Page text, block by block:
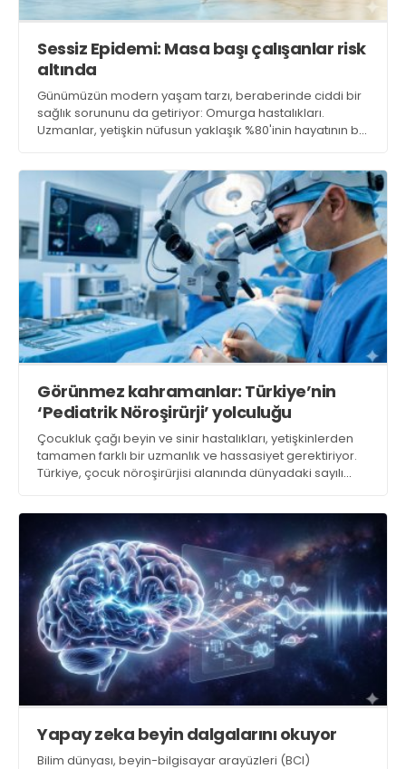
Sessiz Epidemi: Masa başı çalışanlar risk
altında
Günümüzün modern yaşam tarzı, beraberinde ciddi bir
sağlık sorununu da getiriyor: Omurga hastalıkları.
Uzmanlar, yetişkin nüfusun yaklaşık %80'inin hayatının bir
konusunda uyarıyor
Görünmez kahramanlar: Türkiye’nin
‘Pediatrik Nöroşirürji’ yolculuğu
Çocukluk çağı beyin ve sinir hastalıkları, yetişkinlerden
tamamen farklı bir uzmanlık ve hassasiyet gerektiriyor.
Türkiye, çocuk nöroşirürjisi alanında dünyadaki sayılı
Yapay zeka beyin dalgalarını okuyor
Bilim dünyası, beyin-bilgisayar arayüzleri (BCI)